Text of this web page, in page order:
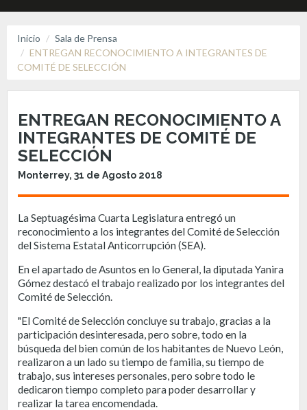
Inicio
Sala de Prensa
ENTREGAN RECONOCIMIENTO A INTEGRANTES DE
COMITÉ DE SELECCIÓN
ENTREGAN RECONOCIMIENTO A
INTEGRANTES DE COMITÉ DE
SELECCIÓN
Monterrey, 31 de Agosto 2018
La Septuagésima Cuarta Legislatura entregó un
reconocimiento a los integrantes del Comité de Selección
del Sistema Estatal Anticorrupción (SEA).
En el apartado de Asuntos en lo General, la diputada Yanira
Gómez destacó el trabajo realizado por los integrantes del
Comité de Selección.
"El Comité de Selección concluye su trabajo, gracias a la
participación desinteresada, pero sobre, todo en la
búsqueda del bien común de los habitantes de Nuevo León,
realizaron a un lado su tiempo de familia, su tiempo de
trabajo, sus intereses personales, pero sobre todo le
dedicaron tiempo completo para poder desarrollar y
realizar la tarea encomendada.